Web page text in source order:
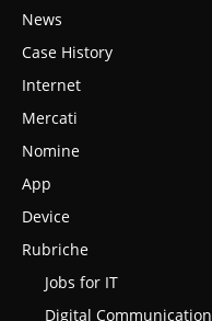
News
Case History
Internet
Mercati
Nomine
App
Device
Rubriche
Jobs for IT
Digital Communication